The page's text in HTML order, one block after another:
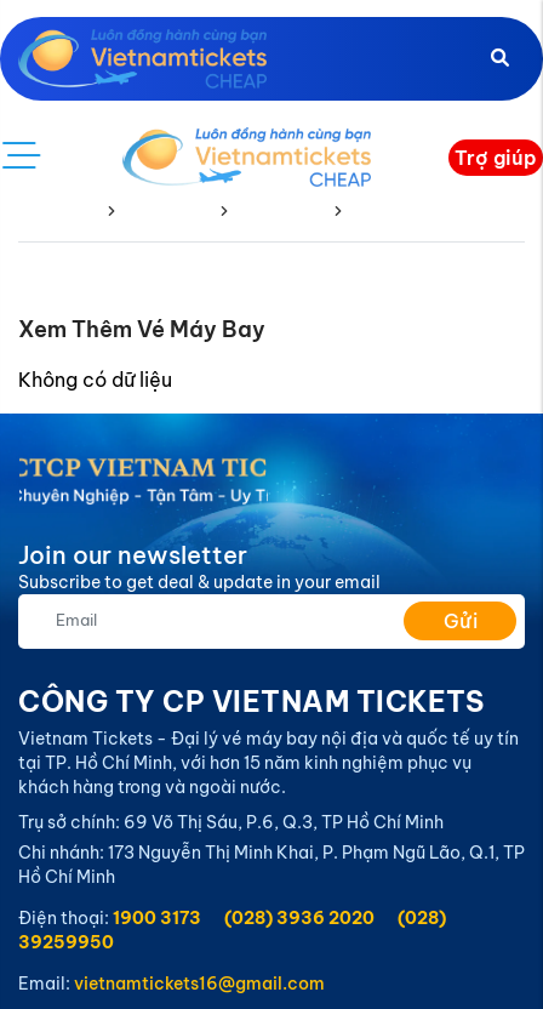
Trợ giúp
Xem Thêm Vé Máy Bay
Không có dữ liệu
Join our newsletter
Subscribe to get deal & update in your email
Gửi
CÔNG TY CP VIETNAM TICKETS
Vietnam Tickets - Đại lý vé máy bay nội địa và quốc tế uy tín
tại TP. Hồ Chí Minh, với hơn 15 năm kinh nghiệm phục vụ
khách hàng trong và ngoài nước.
Trụ sở chính: 69 Võ Thị Sáu, P.6, Q.3, TP Hồ Chí Minh
Chi nhánh: 173 Nguyễn Thị Minh Khai, P. Phạm Ngũ Lão, Q.1, TP
Hồ Chí Minh
Điện thoại: 1900 3173 (028) 3936 2020
(028)
39259950
Email: vietnamtickets16@gmail.com